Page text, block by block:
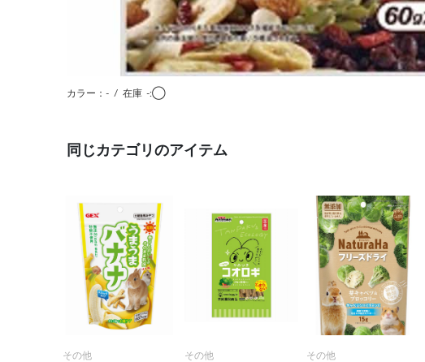
カラー：- / 在庫 -:◯
同じカテゴリのアイテム
その他
その他
その他